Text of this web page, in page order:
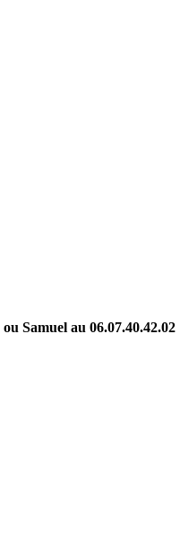
Samuel au 06.07.40.42.02